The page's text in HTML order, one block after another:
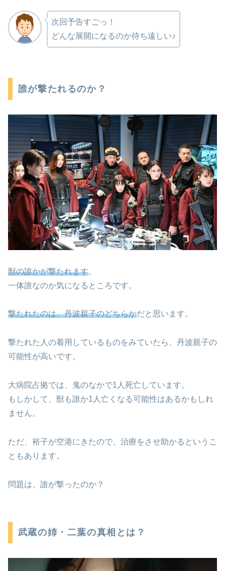
次回予告すごっ！
どんな展開になるのか待ち遠しい♪
誰が撃たれるのか？
獣の誰かが撃たれます。
一体誰なのか気になるところです。
撃たれたのは、丹波親子のどちらかだと思います。
撃たれた人の着用しているものをみていたら、丹波親子の
可能性が高いです。
大病院占拠では、鬼のなかで1人死亡しています。
もしかして、獣も誰か1人亡くなる可能性はあるかもしれ
ません。
ただ、裕子が空港にきたので、治療をさせ助かるというこ
ともあります。
問題は、誰が撃ったのか？
武蔵の姉・二葉の真相とは？